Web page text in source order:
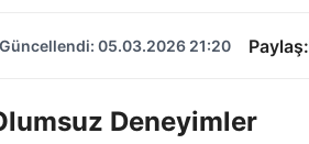
Güncellendi: 05.03.2026 21:20 Paylaş:
Deneyimler